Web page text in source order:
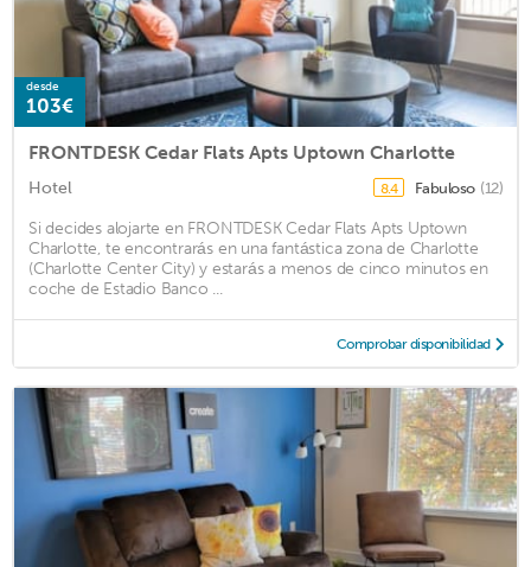
desde
103€
FRONTDESK Cedar Flats Apts Uptown Charlotte
Hotel 8.4 Fabuloso (12)
Si decides alojarte en FRONTDESK Cedar Flats Apts Uptown
Charlotte, te encontrarás en una fantástica zona de Charlotte
(Charlotte Center City) y estarás a menos de cinco minutos en
coche de Estadio Banco ...
Comprobar disponibilidad